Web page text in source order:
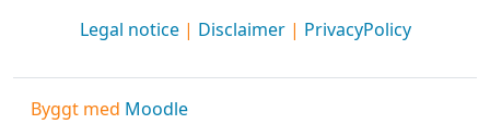
Legal notice| Disclaimer| PrivacyPolicy
Byggt med Moodle